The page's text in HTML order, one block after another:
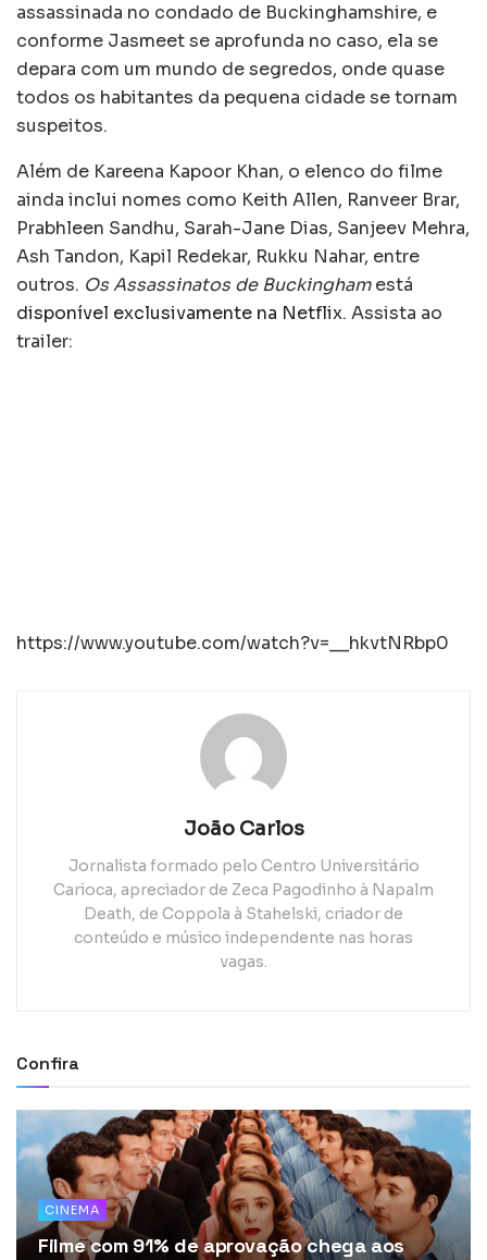
assassinada no condado de Buckinghamshire, e
conforme Jasmeet se aprofunda no caso, ela se
depara com um mundo de segredos, onde quase
todos os habitantes da pequena cidade se tornam
suspeitos.
Além de Kareena Kapoor Khan, o elenco do filme
ainda inclui nomes como Keith Allen, Ranveer Brar,
Prabhleen Sandhu, Sarah-Jane Dias, Sanjeev Mehra,
Ash Tandon, Kapil Redekar, Rukku Nahar, entre
outros. Os Assassinatos de Buckinghamestá
disponível exclusivamente na Netflix. Assista ao
trailer:
https://www.youtube.com/watch?v=__hkvtNRbp0
João Carlos
Jornalista formado pelo Centro Universitário
Carioca, apreciador de Zeca Pagodinho à Napalm
Death, de Coppola à Stahelski, criador de
conteúdo e músico independente nas horas
vagas.
Confira
CINEMA
Filme com 91% de aprovação chega aos